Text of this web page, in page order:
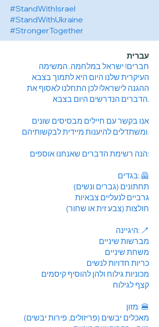
#StandWithIsrael
#StandWithUkraine
#StrongerTogether
עברית
חברים! ישראל במלחמה. המשימה
העיקרית שלנו היום היא לתמוך בצבא
ההגנה לישראל! לכן התחלנו לאסוף את
הדברים הנדרשים היום בצבא.
אנו בקשר עם חיילים מבסיסים שונים
ומשתדלים להיענות מיידית לבקשותיהם.
הנה רשימת הדברים שאנחנו אוספים:
בגדים: 🦺
תחתונים (גברים ונשים)
גרביים לנעליים צבאיות
חולצות (צבע זית או שחור)
היגיינה: 🪥
מברשות שיניים
משחת שיניים
כריות חדויות לנשים
מכוניות גילוח ולהן להוסיף קיסמים
קצף לגילוח
מזון: 🍔
מאכלים יבשים (פריזולים, פירות יבשים)